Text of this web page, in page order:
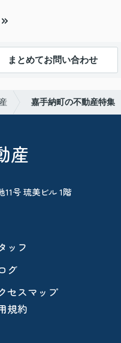
まとめてお問い合わせ
嘉手納町の不動産特集
産
11号 琉美ビル 1階
ッフ
グ
セスマップ
規約